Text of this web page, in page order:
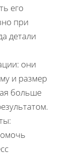
его
при
детали
они
и размер
больше